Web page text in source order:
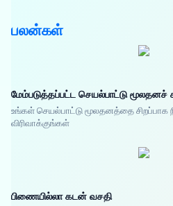
பலன்கள்
மேம்படுத்தப்பட்ட செயல்பாட்டு மூலதனச்
உங்கள் செயல்பாட்டு மூலதனத்தை சிறப்பாக
விரிவாக்குங்கள்
பிணையில்லா கடன் வசதி